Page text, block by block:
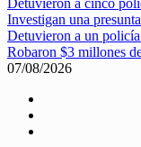
Detuvieron a cinco
Investigan una
Detuvieron a un
Robaron $3 millones
07/08/2026